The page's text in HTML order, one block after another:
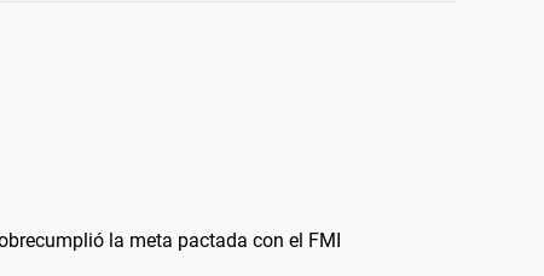
la meta pactada con el FMI